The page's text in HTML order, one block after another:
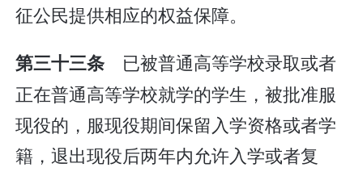
征公民提供相应的权益保障。
第三十三条 已被普通高等学校录取或者
正在普通高等学校就学的学生，被批准服
现役的，服现役期间保留入学资格或者学
籍，退出现役后两年内允许入学或者复